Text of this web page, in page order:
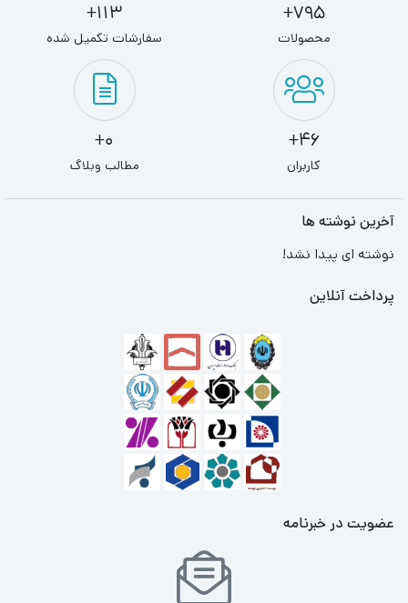
795+
محصولات
113+
سفارشات تکمیل شده
46+
کاربران
0+
مطالب وبلاگ
آخرین نوشته ها
نوشته ای پیدا نشد!
پرداخت آنلاین
عضویت در خبرنامه